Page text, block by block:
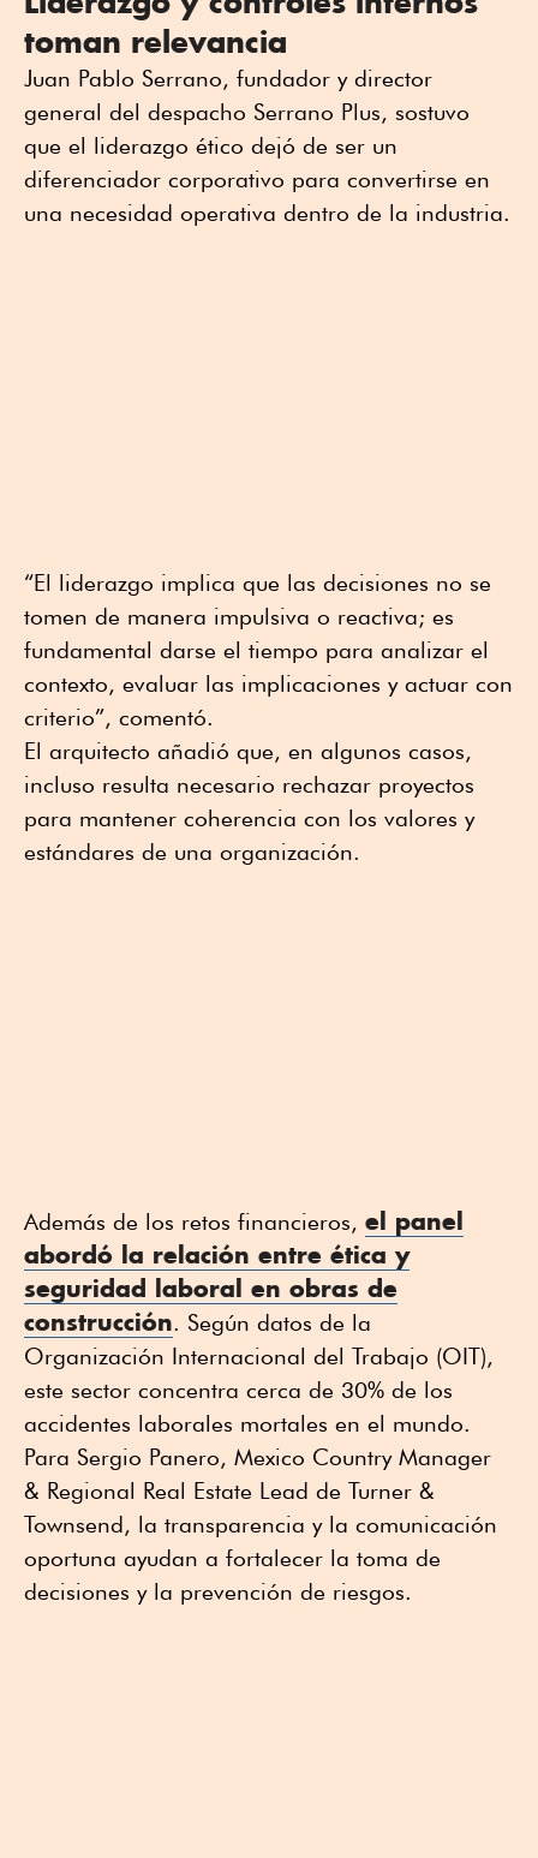
toman relevancia
Juan Pablo Serrano, fundador y director
general del despacho Serrano Plus, sostuvo
que el liderazgo ético dejó de ser un
diferenciador corporativo para convertirse en
una necesidad operativa dentro de la industria.
“El liderazgo implica que las decisiones no se
tomen de manera impulsiva o reactiva; es
fundamental darse el tiempo para analizar el
contexto, evaluar las implicaciones y actuar con
criterio”, comentó.
El arquitecto añadió que, en algunos casos,
incluso resulta necesario rechazar proyectos
para mantener coherencia con los valores y
estándares de una organización.
Además de los retos financieros, el panel
abordó la relación entre ética y
seguridad laboral en obras de
construcción. Según datos de la
Organización Internacional del Trabajo (OIT),
este sector concentra cerca de 30% de los
accidentes laborales mortales en el mundo.
Para Sergio Panero, Mexico Country Manager
& Regional Real Estate Lead de Turner &
Townsend, la transparencia y la comunicación
oportuna ayudan a fortalecer la toma de
decisiones y la prevención de riesgos.